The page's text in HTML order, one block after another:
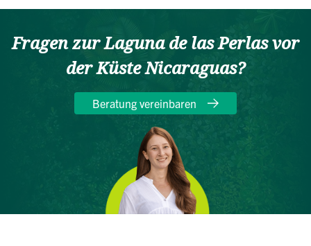
Fragen zur Laguna de las Perlas vor
der Küste Nicaraguas?
Beratung vereinbaren